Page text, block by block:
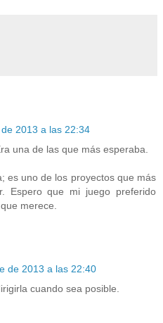
2013 a las 22:34
una de las que más esperaba.
es uno de los proyectos que más
Espero que mi juego preferido
merece.
de 2013 a las 22:40
cuando sea posible.